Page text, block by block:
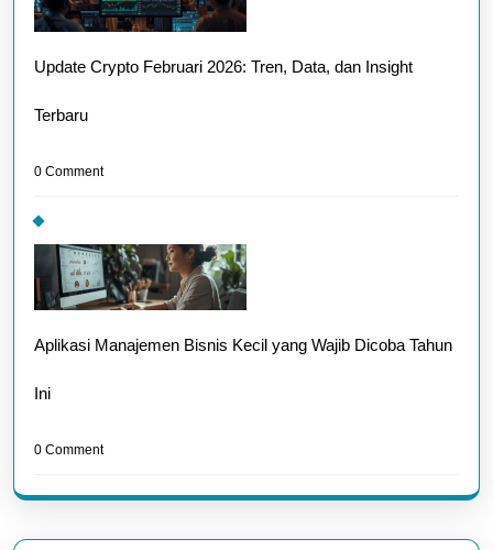
Update Crypto Februari 2026: Tren, Data, dan Insight
Terbaru
0 Comment
Aplikasi Manajemen Bisnis Kecil yang Wajib Dicoba Tahun
Ini
0 Comment